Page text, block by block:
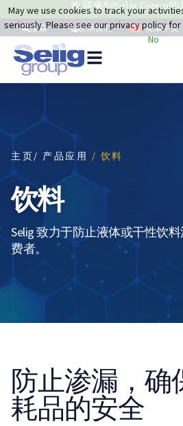
欢迎来到Selig Group的
搜索 联系我们 简体中文
主页/ 产品应用 / 饮料
饮料
Selig 致力于防止液体或干性饮
费者。
防止渗漏，确
耗品的安全
May we use cookies to track your
seriously. Please see our privacy policy
No